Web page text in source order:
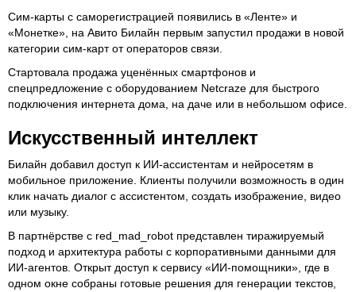
Сим-карты с саморегистрацией появились в «Ленте» и
«Монетке», на Авито Билайн первым запустил продажи в новой
категории сим-карт от операторов связи.
Стартовала продажа уценённых смартфонов и
спецпредложение с оборудованием Netcraze для быстрого
подключения интернета дома, на даче или в небольшом офисе.
Искусственный интеллект
Билайн добавил доступ к ИИ-ассистентам и нейросетям в
мобильное приложение. Клиенты получили возможность в один
клик начать диалог с ассистентом, создать изображение, видео
или музыку.
В партнёрстве с red_mad_robot представлен тиражируемый
подход и архитектура работы с корпоративными данными для
ИИ-агентов. Открыт доступ к сервису «ИИ-помощники», где в
одном окне собраны готовые решения для генерации текстов,